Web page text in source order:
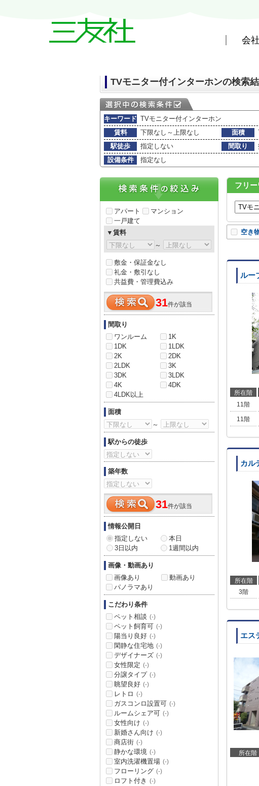
会
TVモニター付インターホンの検索
キーワード TVモニター付インターホン
賃料
下限なし～上限なし 面積
駅徒歩
指定しない 間取り
設備条件
指定なし
フリ
空き
ルー
所在階
11階
11階
カル
所在階
3階
エス
所在階
アパート
マンション
一戸建て
▼賃料
～
敷金・保証金なし
礼金・敷引なし
共益費・管理費込み
31件が該当
間取り
ワンルーム
1K
1DK
1LDK
2K
2DK
2LDK
3K
3DK
3LDK
4K
4DK
4LDK以上
面積
～
駅からの徒歩
築年数
31件が該当
情報公開日
指定しない
本日
3日以内
1週間以内
画像・動画あり
画像あり
動画あり
パノラマあり
こだわり条件
ペット相談 (-)
ペット飼育可 (-)
陽当り良好 (-)
閑静な住宅地 (-)
デザイナーズ (-)
女性限定 (-)
分譲タイプ (-)
眺望良好 (-)
レトロ (-)
ガスコンロ設置可 (-)
ルームシェア可 (-)
女性向け (-)
新婚さん向け (-)
商店街 (-)
静かな環境 (-)
室内洗濯機置場 (-)
フローリング (-)
ロフト付き (-)